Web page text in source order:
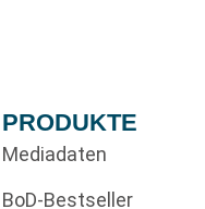
PRODUKTE
Mediadaten
BoD-Bestseller